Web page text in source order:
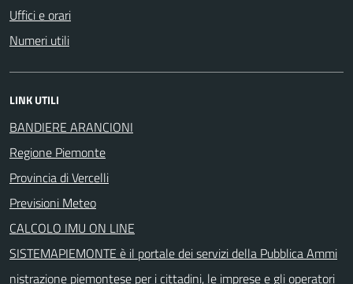
Uffici e orari
Numeri utili
LINK UTILI
BANDIERE ARANCIONI
Regione Piemonte
Provincia di Vercelli
Previsioni Meteo
CALCOLO IMU ON LINE
SISTEMAPIEMONTE è il portale dei servizi della Pubblica Ammi
nistrazione piemontese per i cittadini, le imprese e gli operatori